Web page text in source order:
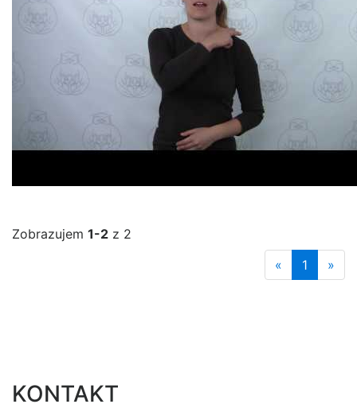
Zobrazujem 1-2 z 2
«
1 »
KONTAKT